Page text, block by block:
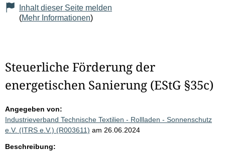
Inhalt dieser Seite melden
(Mehr Informationen)
Steuerliche Förderung der
energetischen Sanierung (EStG §35c)
Angegeben von:
Industrieverband Technische Textilien - Rollladen - Sonnenschutz
e.V. (ITRS e.V.) (R003611) am 26.06.2024
Beschreibung: